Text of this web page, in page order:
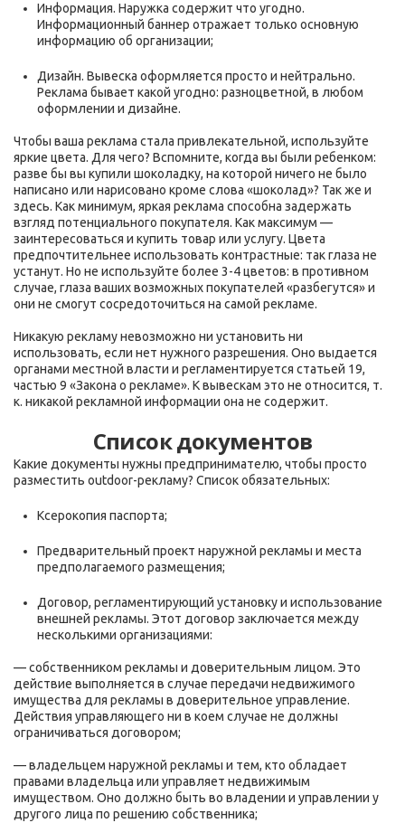
Информация. Наружка содержит что угодно.
Информационный баннер отражает только основную
информацию об организации;
Дизайн. Вывеска оформляется просто и нейтрально.
Реклама бывает какой угодно: разноцветной, в любом
оформлении и дизайне.
Чтобы ваша реклама стала привлекательной, используйте
яркие цвета. Для чего? Вспомните, когда вы были ребенком:
разве бы вы купили шоколадку, на которой ничего не было
написано или нарисовано кроме слова «шоколад»? Так же и
здесь. Как минимум, яркая реклама способна задержать
взгляд потенциального покупателя. Как максимум —
заинтересоваться и купить товар или услугу. Цвета
предпочтительнее использовать контрастные: так глаза не
устанут. Но не используйте более 3-4 цветов: в противном
случае, глаза ваших возможных покупателей «разбегутся» и
они не смогут сосредоточиться на самой рекламе.
Никакую рекламу невозможно ни установить ни
использовать, если нет нужного разрешения. Оно выдается
органами местной власти и регламентируется статьей 19,
частью 9 «Закона о рекламе». К вывескам это не относится, т.
к. никакой рекламной информации она не содержит.
Список документов
Какие документы нужны предпринимателю, чтобы просто
разместить outdoor-рекламу? Список обязательных:
Ксерокопия паспорта;
Предварительный проект наружной рекламы и места
предполагаемого размещения;
Договор, регламентирующий установку и использование
внешней рекламы. Этот договор заключается между
несколькими организациями:
— собственником рекламы и доверительным лицом. Это
действие выполняется в случае передачи недвижимого
имущества для рекламы в доверительное управление.
Действия управляющего ни в коем случае не должны
ограничиваться договором;
— владельцем наружной рекламы и тем, кто обладает
правами владельца или управляет недвижимым
имуществом. Оно должно быть во владении и управлении у
другого лица по решению собственника;